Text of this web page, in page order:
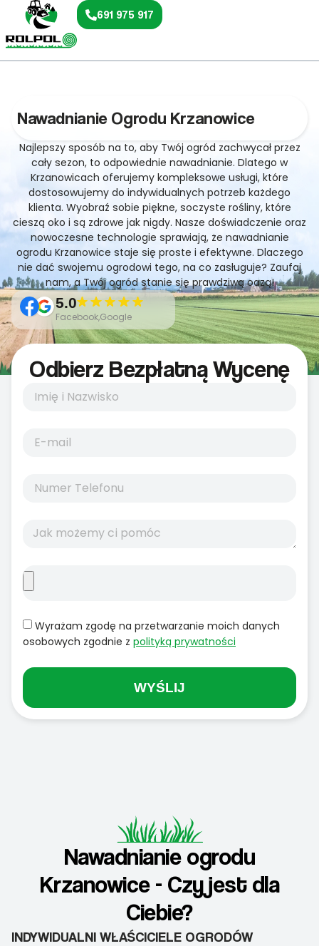
691 975 917
Nawadnianie Ogrodu Krzanowice
Najlepszy sposób na to, aby Twój ogród zachwycał przez
cały sezon, to odpowiednie nawadnianie. Dlatego w
Krzanowicach oferujemy kompleksowe usługi, które
dostosowujemy do indywidualnych potrzeb każdego
klienta. Wyobraź sobie piękne, soczyste rośliny, które
cieszą oko i są zdrowe jak nigdy. Nasze doświadczenie oraz
nowoczesne technologie sprawiają, że nawadnianie
ogrodu Krzanowice staje się proste i efektywne. Dlaczego
nie dać swojemu ogrodowi tego, na co zasługuje? Zaufaj
nam, a Twój ogród stanie się prawdziwą oazą!
5.0
Facebook,Google
Odbierz Bezpłatną Wycenę
Wyrażam zgodę na przetwarzanie moich danych
osobowych zgodnie z polityką prywatności
WYŚLIJ
Nawadnianie ogrodu
Krzanowice - Czy jest dla
Ciebie?
INDYWIDUALNI WŁAŚCICIELE OGRODÓW